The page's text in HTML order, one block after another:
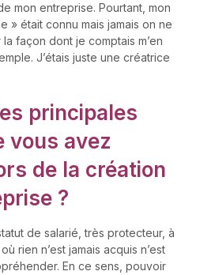
mon entreprise. Pourtant, mon
» était connu mais jamais on ne
façon dont je comptais m’en
J’étais juste une créatrice
principales
vous avez
de la création
?
de salarié, très protecteur, à
rien n’est jamais acquis n’est
En ce sens, pouvoir